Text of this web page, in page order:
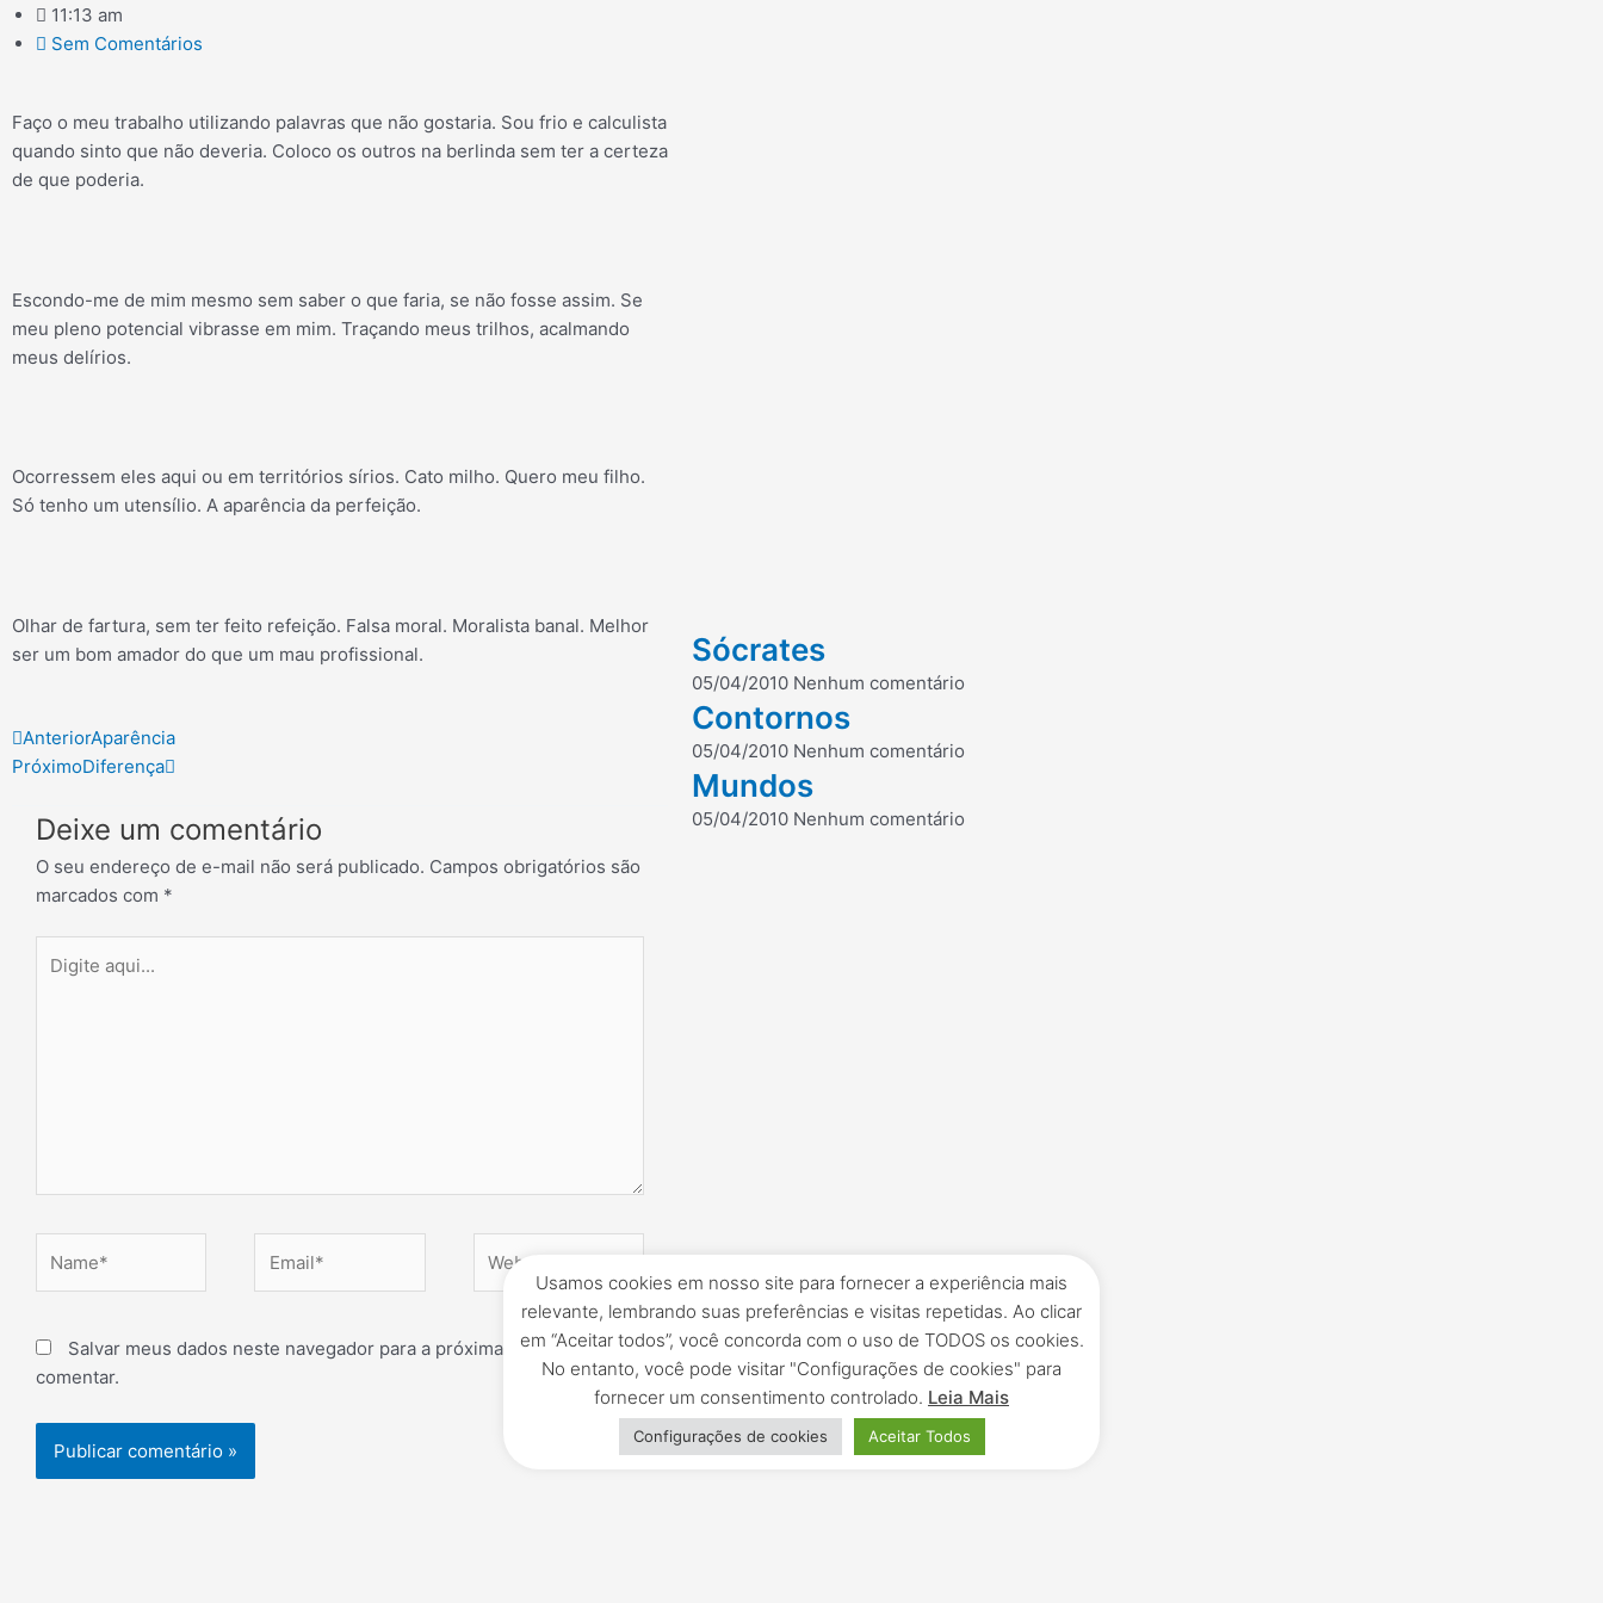
11:13 am
Sem Comentários
Faço o meu trabalho utilizando palavras que não gostaria. Sou frio e calculista
quando sinto que não deveria. Coloco os outros na berlinda sem ter a certeza
de que poderia.
Escondo-me de mim mesmo sem saber o que faria, se não fosse assim. Se
meu pleno potencial vibrasse em mim. Traçando meus trilhos, acalmando
meus delírios.
Ocorressem eles aqui ou em territórios sírios. Cato milho. Quero meu filho.
Só tenho um utensílio. A aparência da perfeição.
Olhar de fartura, sem ter feito refeição. Falsa moral. Moralista banal. Melhor
ser um bom amador do que um mau profissional.
Prev
AnteriorAparência
PróximoDiferença
Next
Deixe um comentário
O seu endereço de e-mail não será publicado. Campos obrigatórios são
marcados com *
aqui...
Salvar meus dados neste navegador para a próxima vez que eu
comentar.
Sócrates
05/04/2010 Nenhum comentário
Contornos
05/04/2010 Nenhum comentário
Mundos
05/04/2010 Nenhum comentário
Usamos cookies em nosso site para fornecer a experiência mais
relevante, lembrando suas preferências e visitas repetidas. Ao clicar
em “Aceitar todos”, você concorda com o uso de TODOS os cookies.
No entanto, você pode visitar "Configurações de cookies" para
fornecer um consentimento controlado. Leia Mais
Configurações de cookies Aceitar Todos